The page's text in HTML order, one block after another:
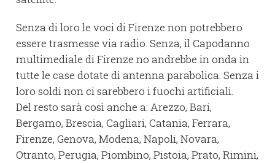
Senza di loro le voci di Firenze non potrebbero
essere trasmesse via radio. Senza, il Capodanno
multimediale di Firenze no andrebbe in onda in
tutte le case dotate di antenna parabolica. Senza i
loro soldi non ci sarebbero i fuochi artificiali.
Del resto sarà così anche a: Arezzo, Bari,
Bergamo, Brescia, Cagliari, Catania, Ferrara,
Firenze, Genova, Modena, Napoli, Novara,
Otranto, Perugia, Piombino, Pistoia, Prato, Rimini,